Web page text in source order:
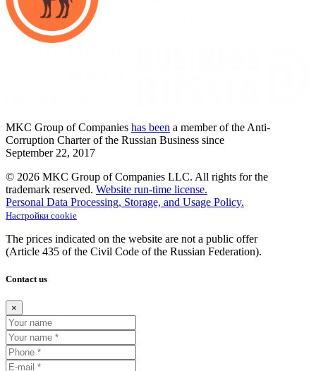
MKC Group of Companies has been a member of the Anti-
Corruption Charter of the Russian Business since
September 22, 2017
© 2026 MKC Group of Companies LLC. All rights for the
trademark reserved. Website run-time license.
Personal Data Processing, Storage, and Usage Policy.
Настройки cookie
The prices indicated on the website are not a public offer
(Article 435 of the Civil Code of the Russian Federation).
Contact us
×